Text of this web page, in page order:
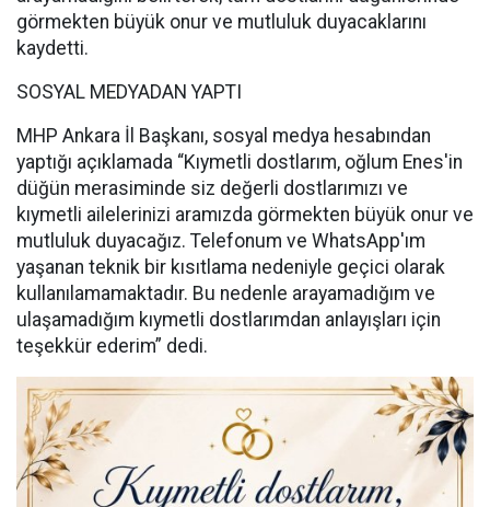
görmekten büyük onur ve mutluluk duyacaklarını
kaydetti.
SOSYAL MEDYADAN YAPTI
MHP Ankara İl Başkanı, sosyal medya hesabından
yaptığı açıklamada “Kıymetli dostlarım, oğlum Enes'in
düğün merasiminde siz değerli dostlarımızı ve
kıymetli ailelerinizi aramızda görmekten büyük onur ve
mutluluk duyacağız. Telefonum ve WhatsApp'ım
yaşanan teknik bir kısıtlama nedeniyle geçici olarak
kullanılamamaktadır. Bu nedenle arayamadığım ve
ulaşamadığım kıymetli dostlarımdan anlayışları için
teşekkür ederim” dedi.